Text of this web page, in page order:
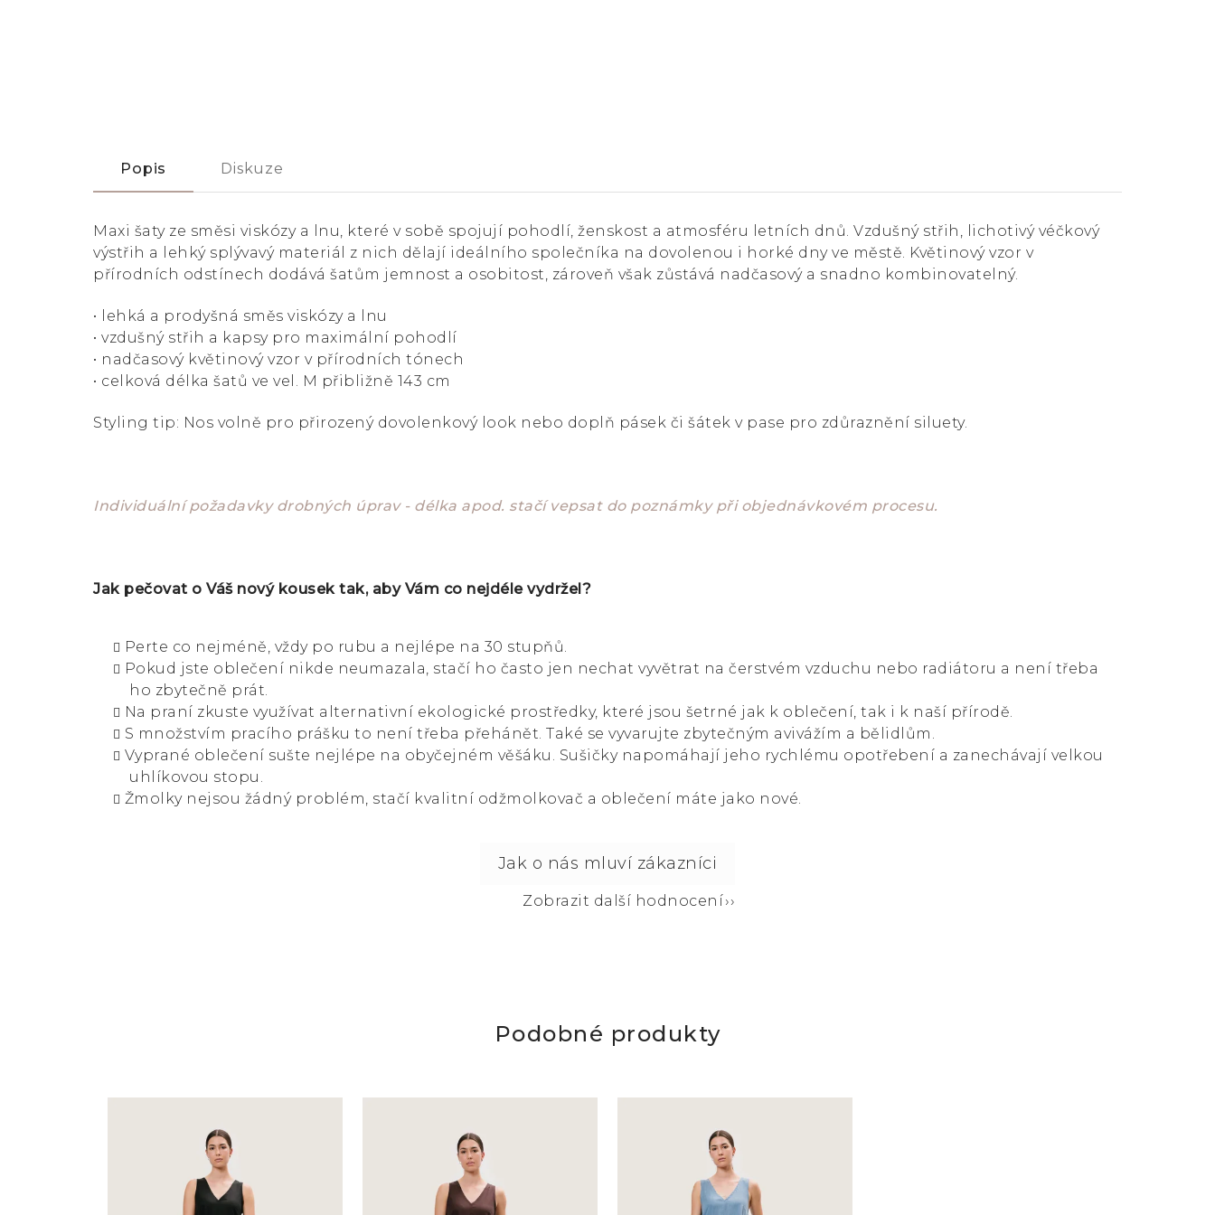
Popis Diskuze
Maxi šaty ze směsi viskózy a lnu, které v sobě spojují pohodlí, ženskost a atmosféru letních dnů. Vzdušný střih, lichotivý véčkový
výstřih a lehký splývavý materiál z nich dělají ideálního společníka na dovolenou i horké dny ve městě. Květinový vzor v
přírodních odstínech dodává šatům jemnost a osobitost, zároveň však zůstává nadčasový a snadno kombinovatelný.
• lehká a prodyšná směs viskózy a lnu
• vzdušný střih a kapsy pro maximální pohodlí
• nadčasový květinový vzor v přírodních tónech
• celková délka šatů ve vel. M přibližně 143 cm
Styling tip: Nos volně pro přirozený dovolenkový look nebo doplň pásek či šátek v pase pro zdůraznění siluety.
Individuální požadavky drobných úprav - délka apod. stačí vepsat do poznámky při objednávkovém procesu.
Jak pečovat o Váš nový kousek tak, aby Vám co nejdéle vydržel?
Perte co nejméně, vždy po rubu a nejlépe na 30 stupňů.
Pokud jste oblečení nikde neumazala, stačí ho často jen nechat vyvětrat na čerstvém vzduchu nebo radiátoru a není třeba
ho zbytečně prát.
Na praní zkuste využívat alternativní ekologické prostředky, které jsou šetrné jak k oblečení, tak i k naší přírodě.
S množstvím pracího prášku to není třeba přehánět. Také se vyvarujte zbytečným avivážím a bělidlům.
Vyprané oblečení sušte nejlépe na obyčejném věšáku. Sušičky napomáhají jeho rychlému opotřebení a zanechávají velkou
uhlíkovou stopu.
Žmolky nejsou žádný problém, stačí kvalitní odžmolkovač a oblečení máte jako nové.
Zobrazit další hodnocení
Podobné produkty